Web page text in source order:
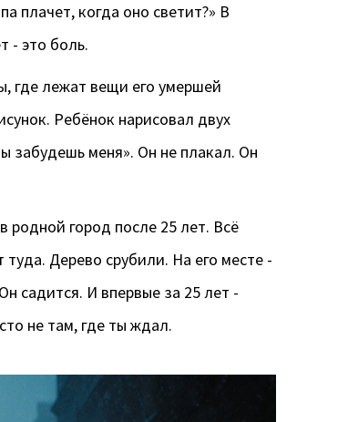
плачет, когда оно светит?» В
- это боль.
где лежат вещи его умершей
Ребёнок нарисовал двух
забудешь меня». Он не плакал. Он
город после 25 лет. Всё
Дерево срубили. На его месте -
садится. И впервые за 25 лет -
не там, где ты ждал.